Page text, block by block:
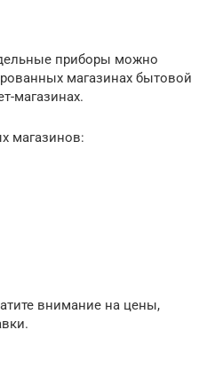
приборы можно
магазинах бытовой
магазинах.
магазинов:
внимание на цены,